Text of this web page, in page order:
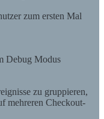
zum ersten Mal
Debug Modus
zu gruppieren,
mehreren Checkout-